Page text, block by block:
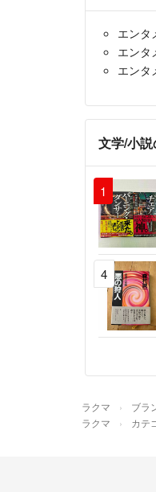
エンタ
エンタ
エンタ
文学/小
1
4
ラクマ ブラ
ラクマ カテ